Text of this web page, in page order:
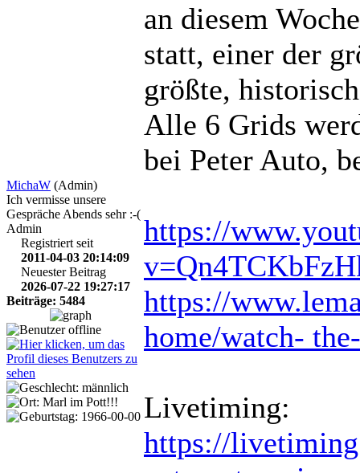
MichaW (Admin)
Ich vermisse unsere
Gespräche Abends sehr :-(
Admin
Registriert seit
2011-04-03 20:14:09
Neuester Beitrag
2026-07-22 19:27:17
Beiträge: 5484
an diesem
statt, einer der
größte,
Alle 6 Grids
bei Peter Auto,
https://
https://
home/watch-
Livetiming:
https://